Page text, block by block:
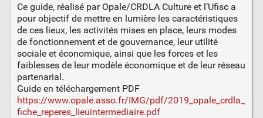
Ce guide, réalisé par Opale/CRDLA Culture et l’Ufisc a
pour objectif de mettre en lumière les caractéristiques
de ces lieux, les activités mises en place, leurs modes
de fonctionnement et de gouvernance, leur utilité
sociale et économique, ainsi que les forces et les
faiblesses de leur modèle économique et de leur réseau
partenarial.
Guide en téléchargement PDF
https://www.opale.asso.fr/IMG/pdf/2019_opale_crdla_
fiche_reperes_lieuintermediaire.pdf